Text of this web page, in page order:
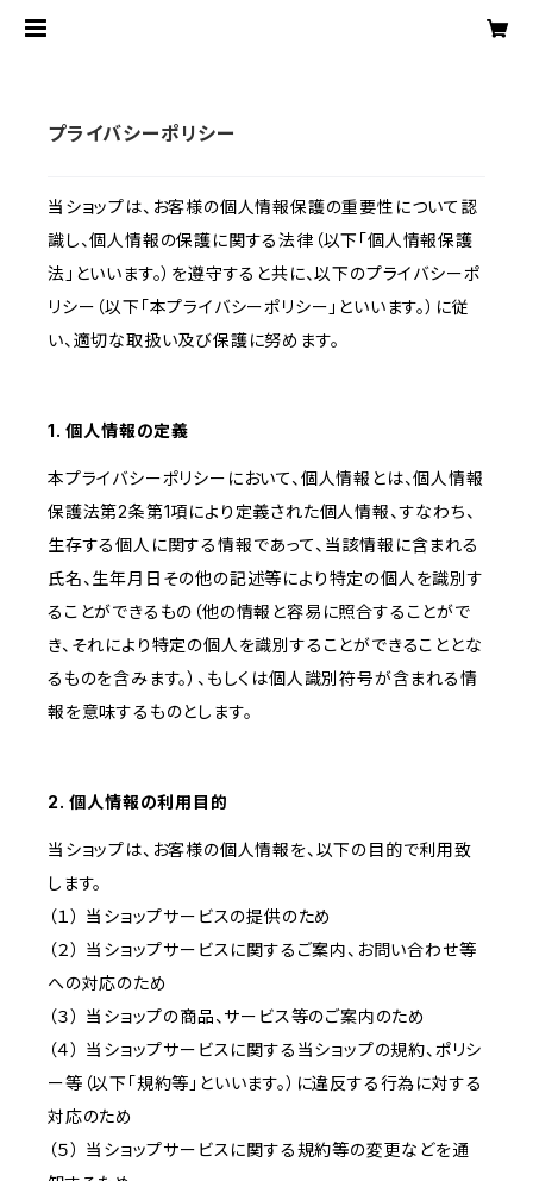
プライバシーポリシー
当ショップは、お客様の個人情報保護の重要性について認
識し、個人情報の保護に関する法律（以下「個人情報保護
法」といいます。）を遵守すると共に、以下のプライバシーポ
リシー（以下「本プライバシーポリシー」といいます。）に従
い、適切な取扱い及び保護に努めます。
1. 個人情報の定義
本プライバシーポリシーにおいて、個人情報とは、個人情報
保護法第2条第1項により定義された個人情報、すなわち、
生存する個人に関する情報であって、当該情報に含まれる
氏名、生年月日その他の記述等により特定の個人を識別す
ることができるもの（他の情報と容易に照合することがで
き、それにより特定の個人を識別することができることとな
るものを含みます。）、もしくは個人識別符号が含まれる情
報を意味するものとします。
2. 個人情報の利用目的
当ショップは、お客様の個人情報を、以下の目的で利用致
します。
（１） 当ショップサービスの提供のため
（２） 当ショップサービスに関するご案内、お問い合わせ等
への対応のため
（３） 当ショップの商品、サービス等のご案内のため
（４） 当ショップサービスに関する当ショップの規約、ポリシ
ー等（以下「規約等」といいます。）に違反する行為に対する
対応のため
（５） 当ショップサービスに関する規約等の変更などを通